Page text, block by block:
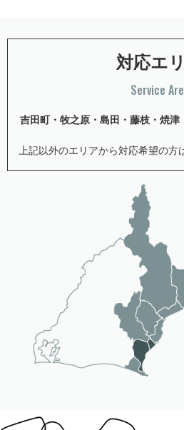
対応エ
Service
吉⽥町・牧之原・島⽥・藤枝・焼
上記以外のエリアから対応希望の方